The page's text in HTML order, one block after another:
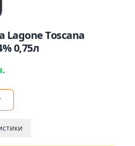
Lagone Toscana
0,75л